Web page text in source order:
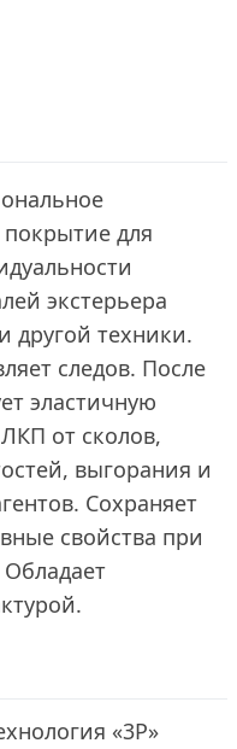
для
экстерьера
другой техники.
следов. После
эластичную
от сколов,
выгорания и
Сохраняет
свойства при
«3P»